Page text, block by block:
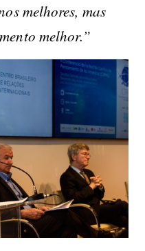
melhores, mas
melhor.”